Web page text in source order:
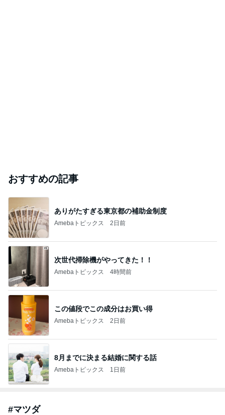
おすすめの記事
ありがたすぎる東京都の補助金制度
Amebaトピックス 2日前
次世代掃除機がやってきた！！
Amebaトピックス 4時間前
この値段でこの成分はお買い得
Amebaトピックス 2日前
8月までに決まる結婚に関する話
Amebaトピックス 1日前
#マツダ